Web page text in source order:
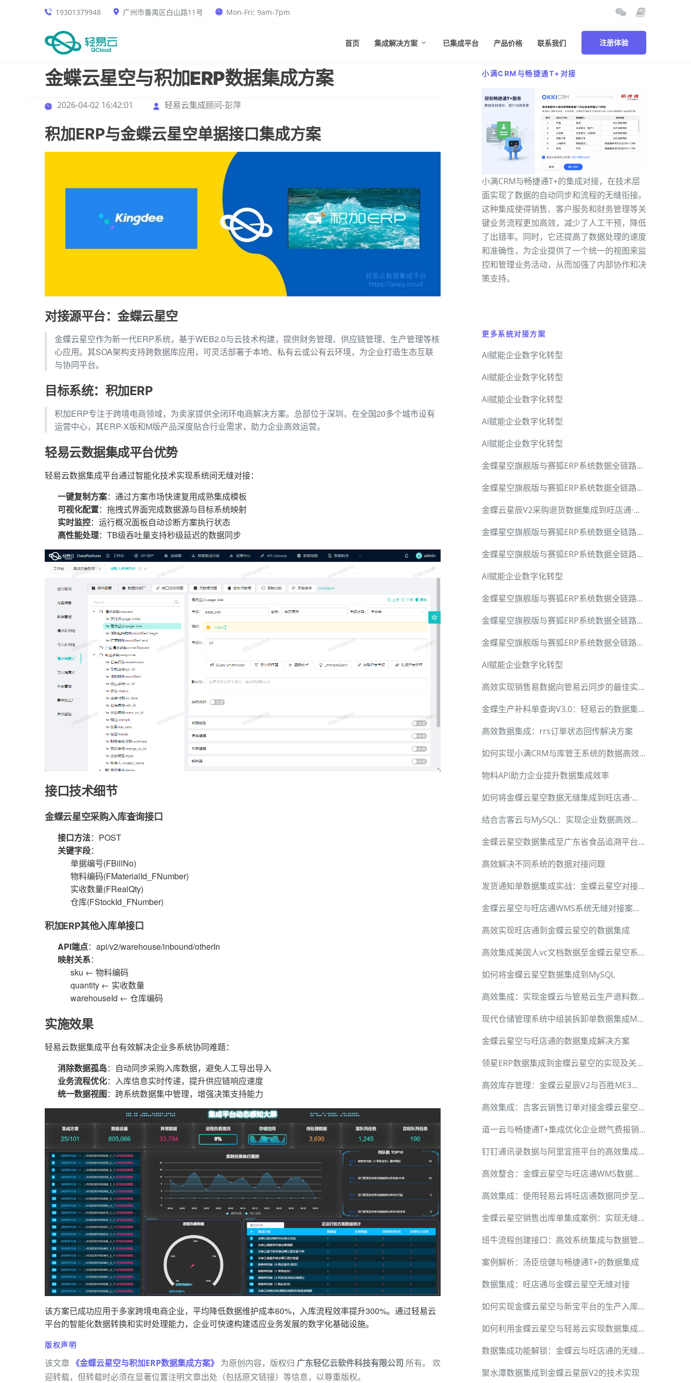
19301379948 广州市番禺区白山路11号 Mon-Fri: 9am-7pm
首页 集成解决方案 已集成平台 产品价格 联系我们 注册体验
金蝶云星空与积加ERP数据集成方案
2026-04-02 16:42:01 轻易云集成顾问-彭萍
积加ERP与金蝶云星空单据接口集成方案
对接源平台：金蝶云星空
金蝶云星空作为新一代ERP系统，基于WEB2.0与云技术构建，提供财务管理、供应链管理、生产管理等核
心应用。其SOA架构支持跨数据库应用，可灵活部署于本地、私有云或公有云环境，为企业打造生态互联
与协同平台。
目标系统：积加ERP
积加ERP专注于跨境电商领域，为卖家提供全闭环电商解决方案。总部位于深圳，在全国20多个城市设有
运营中心，其ERP-X版和M版产品深度贴合行业需求，助力企业高效运营。
轻易云数据集成平台优势
轻易云数据集成平台通过智能化技术实现系统间无缝对接：
一键复制方案：通过方案市场快速复用成熟集成模板
可视化配置：拖拽式界面完成数据源与目标系统映射
实时监控：运行概况面板自动诊断方案执行状态
高性能处理：TB级吞吐量支持秒级延迟的数据同步
接口技术细节
金蝶云星空采购入库查询接口
接口方法：POST
关键字段：
单据编号(FBillNo)
物料编码(FMaterialId_FNumber)
实收数量(FRealQty)
仓库(FStockId_FNumber)
积加ERP其他入库单接口
API端点：api/v2/warehouse/inbound/otherIn
映射关系：
sku ← 物料编码
quantity ← 实收数量
warehouseId ← 仓库编码
实施效果
轻易云数据集成平台有效解决企业多系统协同难题：
消除数据孤岛：自动同步采购入库数据，避免人工导出导入
业务流程优化：入库信息实时传递，提升供应链响应速度
统一数据视图：跨系统数据集中管理，增强决策支持能力
该方案已成功应用于多家跨境电商企业，平均降低数据维护成本60%，入库流程效率提升300%。通过轻易云
平台的智能化数据转换和实时处理能力，企业可快速构建适应业务发展的数字化基础设施。
版权声明
该文章 《金蝶云星空与积加ERP数据集成方案》 为原创内容，版权归 广东轻亿云软件科技有限公司 所有。 欢
迎转载，但转载时必须在显著位置注明文章出处（包括原文链接）等信息，以尊重版权。
小满CRM与畅捷通T+对接
小满CRM与畅捷通T+的集成对接，在技术层
面实现了数据的自动同步和流程的无缝衔接。
这种集成使得销售、客户服务和财务管理等关
键业务流程更加高效，减少了人工干预，降低
了出错率。同时，它还提高了数据处理的速度
和准确性，为企业提供了一个统一的视图来监
控和管理业务活动，从而加强了内部协作和决
策支持。
更多系统对接方案
AI赋能企业数字化转型
AI赋能企业数字化转型
AI赋能企业数字化转型
AI赋能企业数字化转型
AI赋能企业数字化转型
金蝶星空旗舰版与赛狐ERP系统数据全链路集成
金蝶星空旗舰版与赛狐ERP系统数据全链路集成
金蝶云星辰V2采购退货数据集成到旺店通·企业奇门的技术实现
金蝶星空旗舰版与赛狐ERP系统数据全链路集成
金蝶星空旗舰版与赛狐ERP系统数据全链路集成
AI赋能企业数字化转型
金蝶星空旗舰版与赛狐ERP系统数据全链路集成
金蝶星空旗舰版与赛狐ERP系统数据全链路集成
金蝶星空旗舰版与赛狐ERP系统数据全链路集成
AI赋能企业数字化转型
高效实现销售易数据向管易云同步的最佳实践
金蝶生产补料单查询V3.0：轻易云的数据集成解决方案
高效数据集成：rrs订单状态回传解决方案
如何实现小满CRM与库管王系统的数据高效对接
物料API助力企业提升数据集成效率
如何将金蝶云星空数据无缝集成到旺店通·企业奇门
结合吉客云与MySQL：实现企业数据高效集成
金蝶云星空数据集成至广东省食品追溯平台:实现包装信息同步
高效解决不同系统的数据对接问题
发货通知单数据集成实战：金蝶云星空对接实例
金蝶云星空与旺店通WMS系统无缝对接案例分享
高效实现旺店通到金蝶云星空的数据集成
高效集成美国人vc文档数据至金蝶云星空系统
如何将金蝶云星空数据集成到MySQL
高效集成：实现金蝶云与管易云生产退料数据传输
现代仓储管理系统中组装拆卸单数据集成MySQL技术案例
金蝶云星空与旺店通的数据集成解决方案
领星ERP数据集成到金蝶云星空的实现及关键技术
高效库存管理：金蝶云星辰V2与百胜ME3数据集成实践
高效集成：吉客云销售订单对接金蝶云星空销售出库单
道一云与畅捷通T+集成优化企业燃气费报销流程
钉钉通讯录数据与阿里宜搭平台的高效集成方案
高效整合：金蝶云星空与旺店通WMS数据集成
高效集成：使用轻易云将旺店通数据同步至金蝶云星辰V1
金蝶云星空销售出库单集成案例：实现无缝数据对接
班牛流程创建接口：高效系统集成与数据管理案例解析
案例解析：汤臣倍健与畅捷通T+的数据集成
数据集成：旺店通与金蝶云星空无缝对接
如何实现金蝶云星空与新宝平台的生产入库数据无缝对接
如何利用金蝶云星空与轻易云实现数据集成并上传药监局
数据集成功能解锁：金蝶云与旺店通的无缝对接
聚水潭数据集成到金蝶云星辰V2的技术实现